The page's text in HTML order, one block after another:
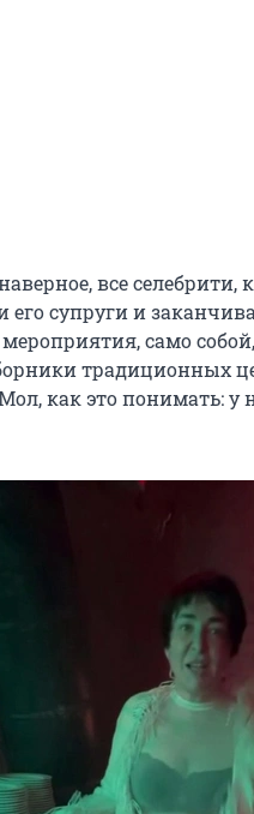
все селебрити,
его супруги и
само собой,
традиционных
как это понимать: у